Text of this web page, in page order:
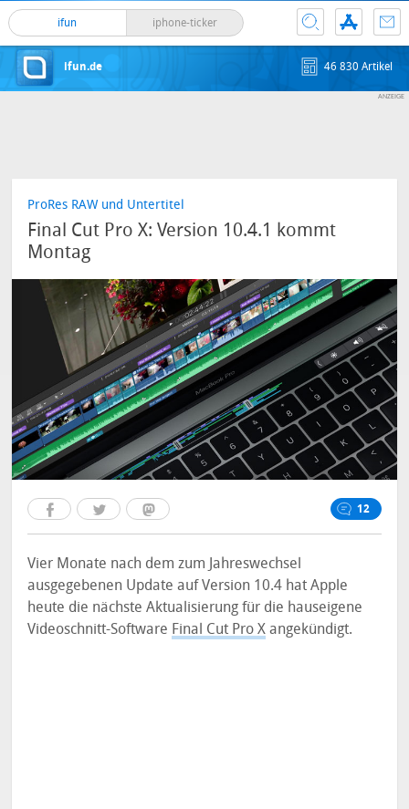
ifun iphone-ticker
ifun.de 46 830 Artikel
ProRes RAW und Untertitel
Final Cut Pro X: Version 10.4.1 kommt
Montag
12
Vier Monate nach dem zum Jahreswechsel
ausgegebenen Update auf Version 10.4 hat Apple
heute die nächste Aktualisierung für die hauseigene
Videoschnitt-Software Final Cut Pro X angekündigt.